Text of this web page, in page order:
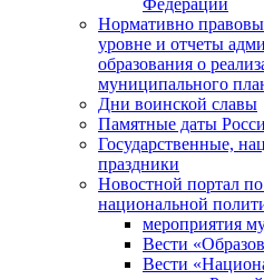
Федерации
Нормативно
уровне и отчеты
образования о
муниципального
Дни воинской славы
Памятные даты
Государственные,
праздники
Новостной портал
национальной
мероприятия
Вести
Вести